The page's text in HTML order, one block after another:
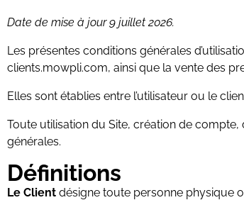
Date de mise à jour 9 juillet 2026.
Les présentes conditions générales
clients.mowpli.com, ainsi que la vente des
Elles sont établies entre l’utilisateur ou le
Toute utilisation du Site, création de
générales.
Définitions
Le Client désigne toute personne physique